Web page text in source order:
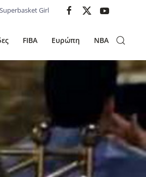
Superbasket Girl
FIBA Ευρώπη NBA